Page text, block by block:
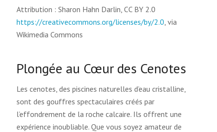
Attribution : Sharon Hahn Darlin, CC BY 2.0
https://creativecommons.org/licenses/by/2.0 , via
Wikimedia Commons
Plongée au Cœur des Cenotes
Les cenotes, des piscines naturelles d’eau cristalline,
sont des gouffres spectaculaires créés par
l’effondrement de la roche calcaire. Ils offrent une
expérience inoubliable. Que vous soyez amateur de